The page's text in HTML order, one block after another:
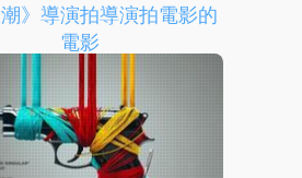
潮》導演拍導演拍電影的
電影